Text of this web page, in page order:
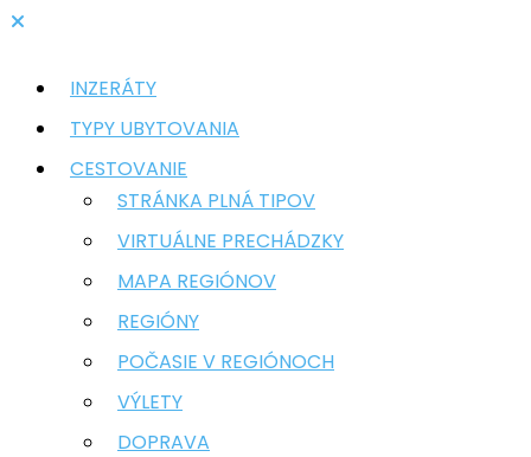
INZERÁTY
TYPY UBYTOVANIA
CESTOVANIE
STRÁNKA PLNÁ TIPOV
VIRTUÁLNE PRECHÁDZKY
MAPA REGIÓNOV
REGIÓNY
POČASIE V REGIÓNOCH
VÝLETY
DOPRAVA